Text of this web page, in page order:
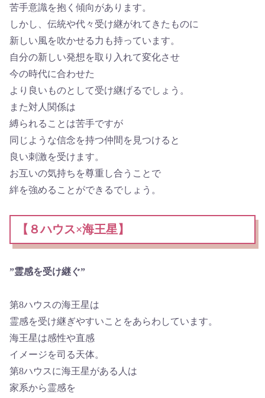
苦手意識を抱く傾向があります。
しかし、伝統や代々受け継がれてきたものに
新しい風を吹かせる力も持っています。
自分の新しい発想を取り入れて変化させ
今の時代に合わせた
より良いものとして受け継げるでしょう。
また対人関係は
縛られることは苦手ですが
同じような信念を持つ仲間を見つけると
良い刺激を受けます。
お互いの気持ちを尊重し合うことで
絆を強めることができるでしょう。
【８ハウス×海王星】
”霊感を受け継ぐ”
第8ハウスの海王星は
霊感を受け継ぎやすいことをあらわしています。
海王星は感性や直感
イメージを司る天体。
第8ハウスに海王星がある人は
家系から霊感を